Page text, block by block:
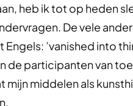
heb ik tot op heden
De vele
’vanished into thin
de participanten van
mijn middelen als